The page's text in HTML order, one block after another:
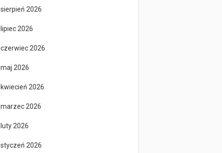
sierpień 2026
lipiec 2026
czerwiec 2026
maj 2026
kwiecień 2026
marzec 2026
luty 2026
styczeń 2026